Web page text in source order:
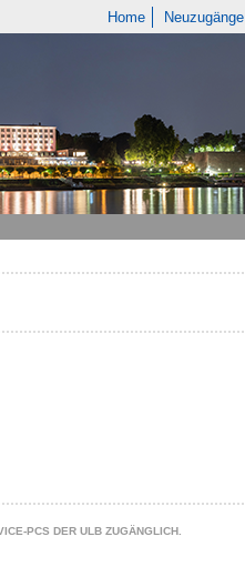
Home Neuzugänge
PCS DER ULB ZUGÄNGLICH.